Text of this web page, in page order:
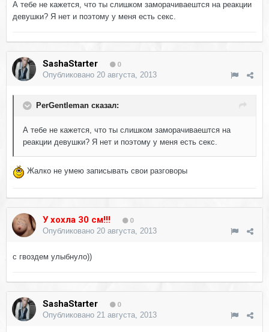
А тебе не кажется, что ты слишком заморачиваештся на реакции
девушки? Я нет и поэтому у меня есть секс.
SashaStarter 0
Опубликовано 20 августа, 2013
PerGentleman сказал:
А тебе не кажется, что ты слишком заморачиваештся на
реакции девушки? Я нет и поэтому у меня есть секс.
Жалко не умею записывать свои разговоры
У хохла 30 см!!! 0
Опубликовано 20 августа, 2013
с гвоздем улыбнуло))
SashaStarter 0
Опубликовано 21 августа, 2013